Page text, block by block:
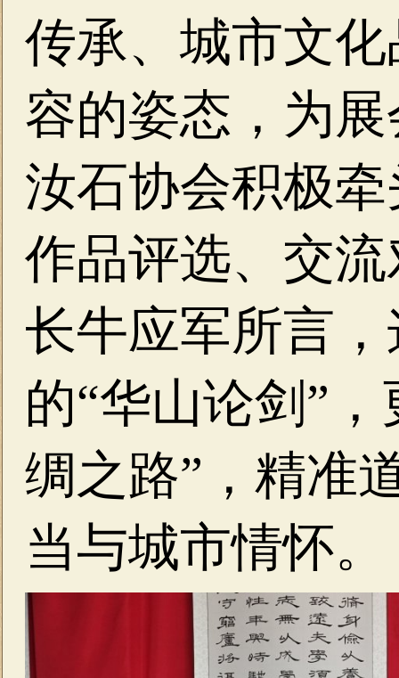
传承、城市文
容的姿态，为
汝石协会积极
作品评选、交
长牛应军所言
的“华山论剑”
绸之路”，精准
当与城市情怀。